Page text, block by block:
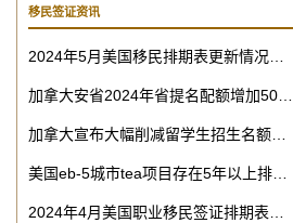
移民签证资讯
2024年5月美国移民排期表更新情况…
加拿大安省2024年省提名配额增加50…
加拿大宣布大幅削减留学生招生名额…
美国eb-5城市tea项目存在5年以上排…
2024年4月美国职业移民签证排期表…